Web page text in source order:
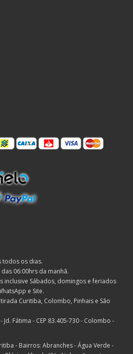
todos os dias.
06:00hrs da manhã.
inclusive Sábados, domingos e feriados
e Site.
Curitiba, Colombo, Pinhais e São
Jd. Fátima - CEP 83.405-730 - Colombo -
- Bairros: Abranches - Água Verde -